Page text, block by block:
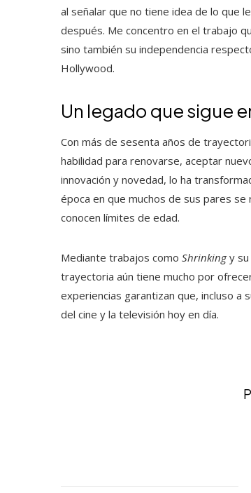
al señalar que no tiene idea de lo que
después. Me concentro en el trabajo
sino también su independencia
Hollywood.
Un legado que sigue
Con más de sesenta años de
habilidad para renovarse, aceptar
innovación y novedad, lo ha
época en que muchos de sus pares
conocen límites de edad.
Mediante trabajos como Shrinkingy su
trayectoria aún tiene mucho por
experiencias garantizan que, incluso a
del cine y la televisión hoy en día.